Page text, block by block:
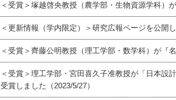
＜受賞＞塚越啓央教授（農学部・生物資源学科）
＜更新情報（学内限定）＞研究広報ページを公開
＜受賞＞齊藤公明教授（理工学部・数学科）が『
＜受賞＞理工学部・宮田喜久子准教授が「日本設
受賞しました（2023/5/27）